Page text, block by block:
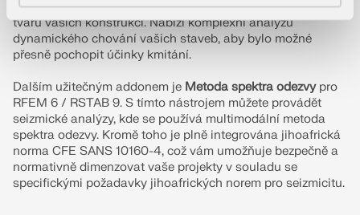
umožňuje přesné stanovení vlastních frekvencí a vlastních
tvarů vašich konstrukcí. Nabízí komplexní analýzu
dynamického chování vašich staveb, aby bylo možné
přesně pochopit účinky kmitání.
Dalším užitečným addonem je Metoda spektra odezvypro
RFEM 6 / RSTAB 9. S tímto nástrojem můžete provádět
seizmické analýzy, kde se používá multimodální metoda
spektra odezvy. Kromě toho je plně integrována jihoafrická
norma CFE SANS 10160-4, což vám umožňuje bezpečně a
normativně dimenzovat vaše projekty v souladu se
specifickými požadavky jihoafrických norem pro seizmicitu.